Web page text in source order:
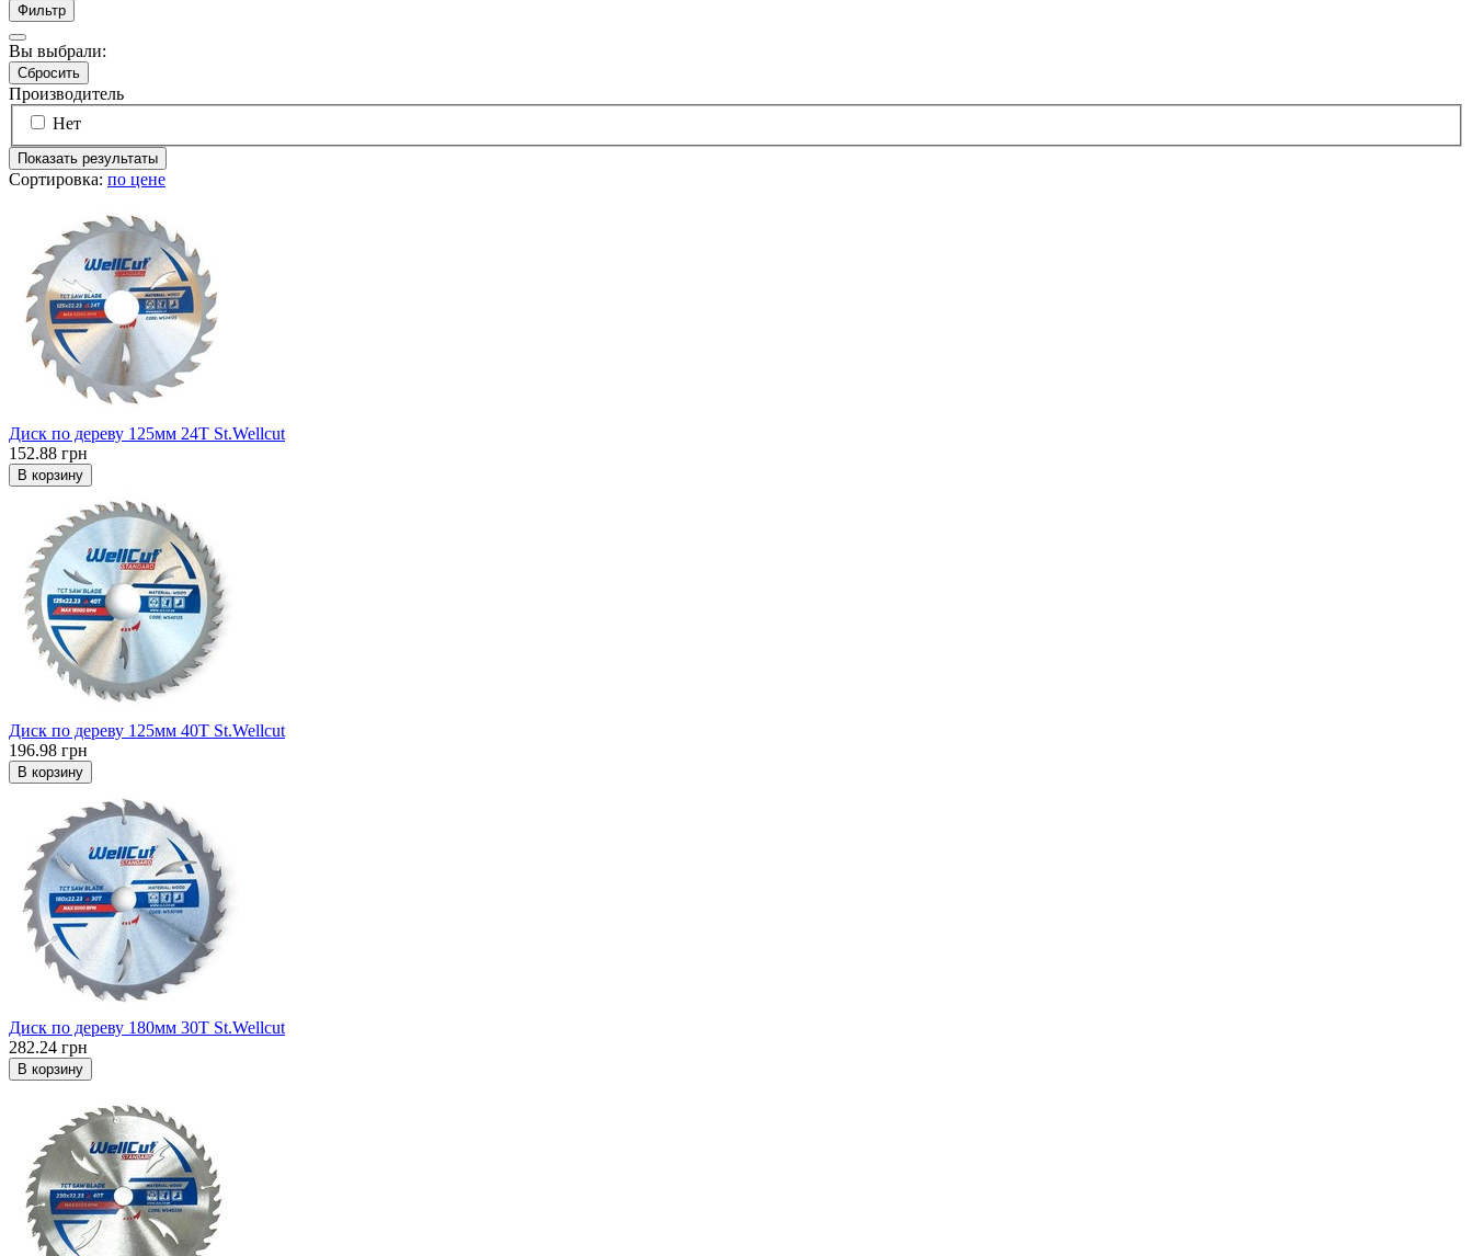
Фильтр
Вы выбрали:
Сбросить
Производитель
Нет
Показать результаты
Сортировка: по цене
Диск по дереву 125мм 24T St.Wellcut
152.88 грн
В корзину
Диск по дереву 125мм 40T St.Wellcut
196.98 грн
В корзину
Диск по дереву 180мм 30T St.Wellcut
282.24 грн
В корзину